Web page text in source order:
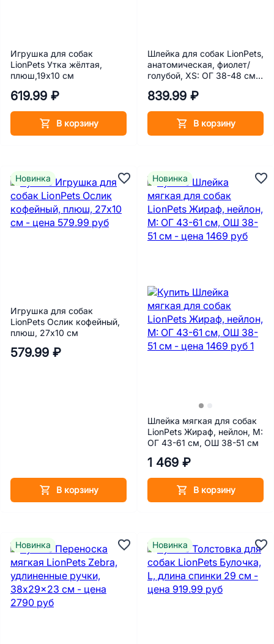
Игрушка для собак
LionPets Утка жёлтая,
плюш,19х10 см
619.99 ₽
В корзину
Шлейка для собак LionPets,
анатомическая, фиолет/
голубой, ХS: ОГ 38-48 см,
839.99 ₽
В корзину
Игрушка для собак
LionPets Ослик кофейный,
плюш, 27х10 см
579.99 ₽
В корзину
Новинка
Шлейка мягкая для собак
LionPets Жираф, нейлон, М:
ОГ 43-61 см, ОШ 38-51 см
1 469 ₽
В корзину
Новинка
Новинка Новинка